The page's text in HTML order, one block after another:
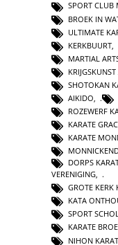
SPORT CLUB
BROEK IN
ULTIMATE
KERKBUURT
MARTIAL
SHOTOKAN
AIKIDO
ROZEWERF
KARATE
KARATE
DORPS
VERENIGING,
GROTE KERK
KATA
SPORT
KARATE
NIHON